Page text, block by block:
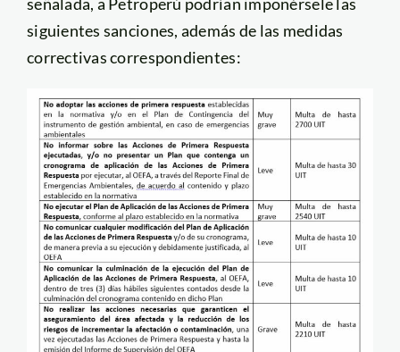
siguientes sanciones, además de las medidas
correctivas correspondientes: